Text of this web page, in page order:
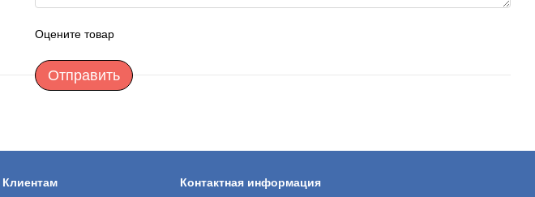
Оцените товар
Отправить
Клиентам Контактная информация